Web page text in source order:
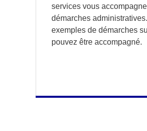
services vous
démarches
exemples de démarches
pouvez être accompagné.